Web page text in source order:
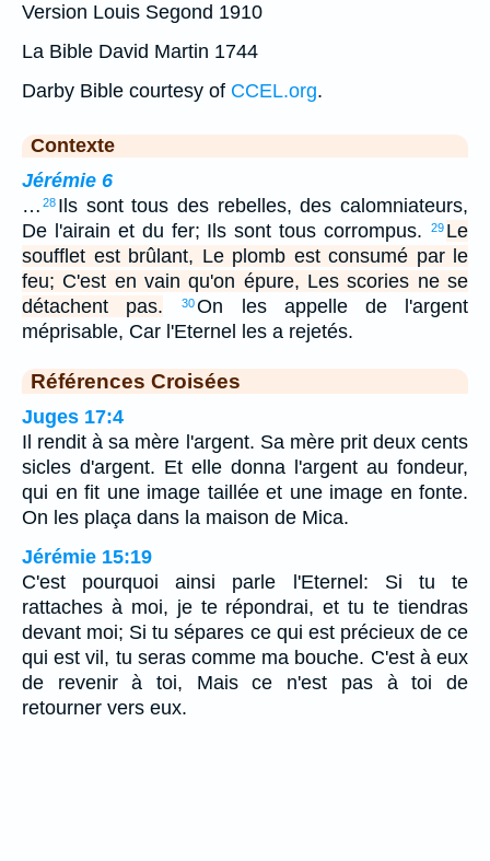
Version Louis Segond 1910
La Bible David Martin 1744
Darby Bible courtesy of CCEL.org.
Contexte
Jérémie 6
… 28 Ils sont tous des rebelles, des calomniateurs,
De l'airain et du fer; Ils sont tous corrompus.
29 Le
soufflet est brûlant, Le plomb est consumé par le
feu; C'est en vain qu'on épure, Les scories ne se
détachent pas.
30On les appelle de l'argent
méprisable, Car l'Eternel les a rejetés.
Références Croisées
Juges 17:4
Il rendit à sa mère l'argent. Sa mère prit deux cents
sicles d'argent. Et elle donna l'argent au fondeur,
qui en fit une image taillée et une image en fonte.
On les plaça dans la maison de Mica.
Jérémie 15:19
C'est pourquoi ainsi parle l'Eternel: Si tu te
rattaches à moi, je te répondrai, et tu te tiendras
devant moi; Si tu sépares ce qui est précieux de ce
qui est vil, tu seras comme ma bouche. C'est à eux
de revenir à toi, Mais ce n'est pas à toi de
retourner vers eux.